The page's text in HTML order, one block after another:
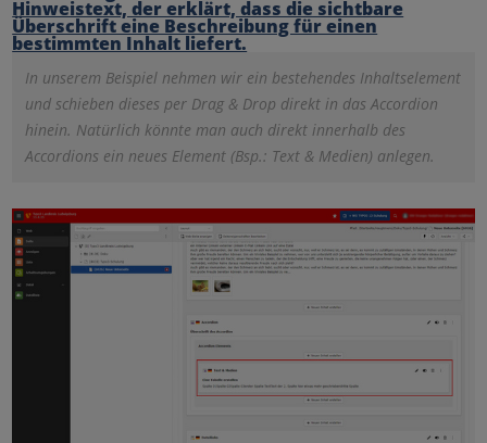
In unserem Beispiel nehmen wir ein bestehendes Inhaltselement
und schieben dieses per Drag & Drop direkt in das Accordion
hinein. Natürlich könnte man auch direkt innerhalb des
Accordions ein neues Element (Bsp.: Text & Medien) anlegen.